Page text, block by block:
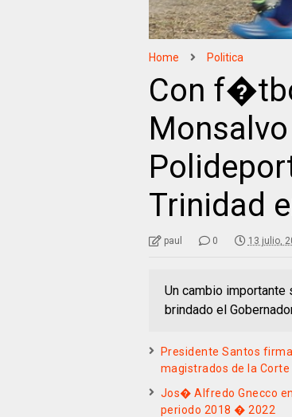
Home Politica
Con
Trinidad
paul 0 13 julio,
Un cambio
brindado el
Presidente Santos
magistrados de la Corte
Jos� Alfredo Gnecco
periodo 2018 � 2022